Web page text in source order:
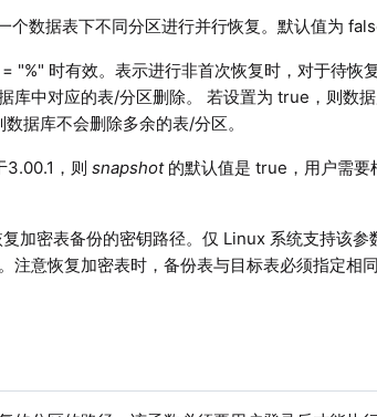
个数据表下不同分区进行并行恢复。默认值为
= "%" 时有效。表示进行非首次恢复时，对于待恢
库中对应的表/分区删除。 若设置为 true，则数
据库不会删除多余的表/分区。
3.00.1 ，则snapshot的默认值是 true，用户需要
加密表备份的密钥路径。仅 Linux 系统支持该
注意恢复加密表时，备份表与目标表必须指定相